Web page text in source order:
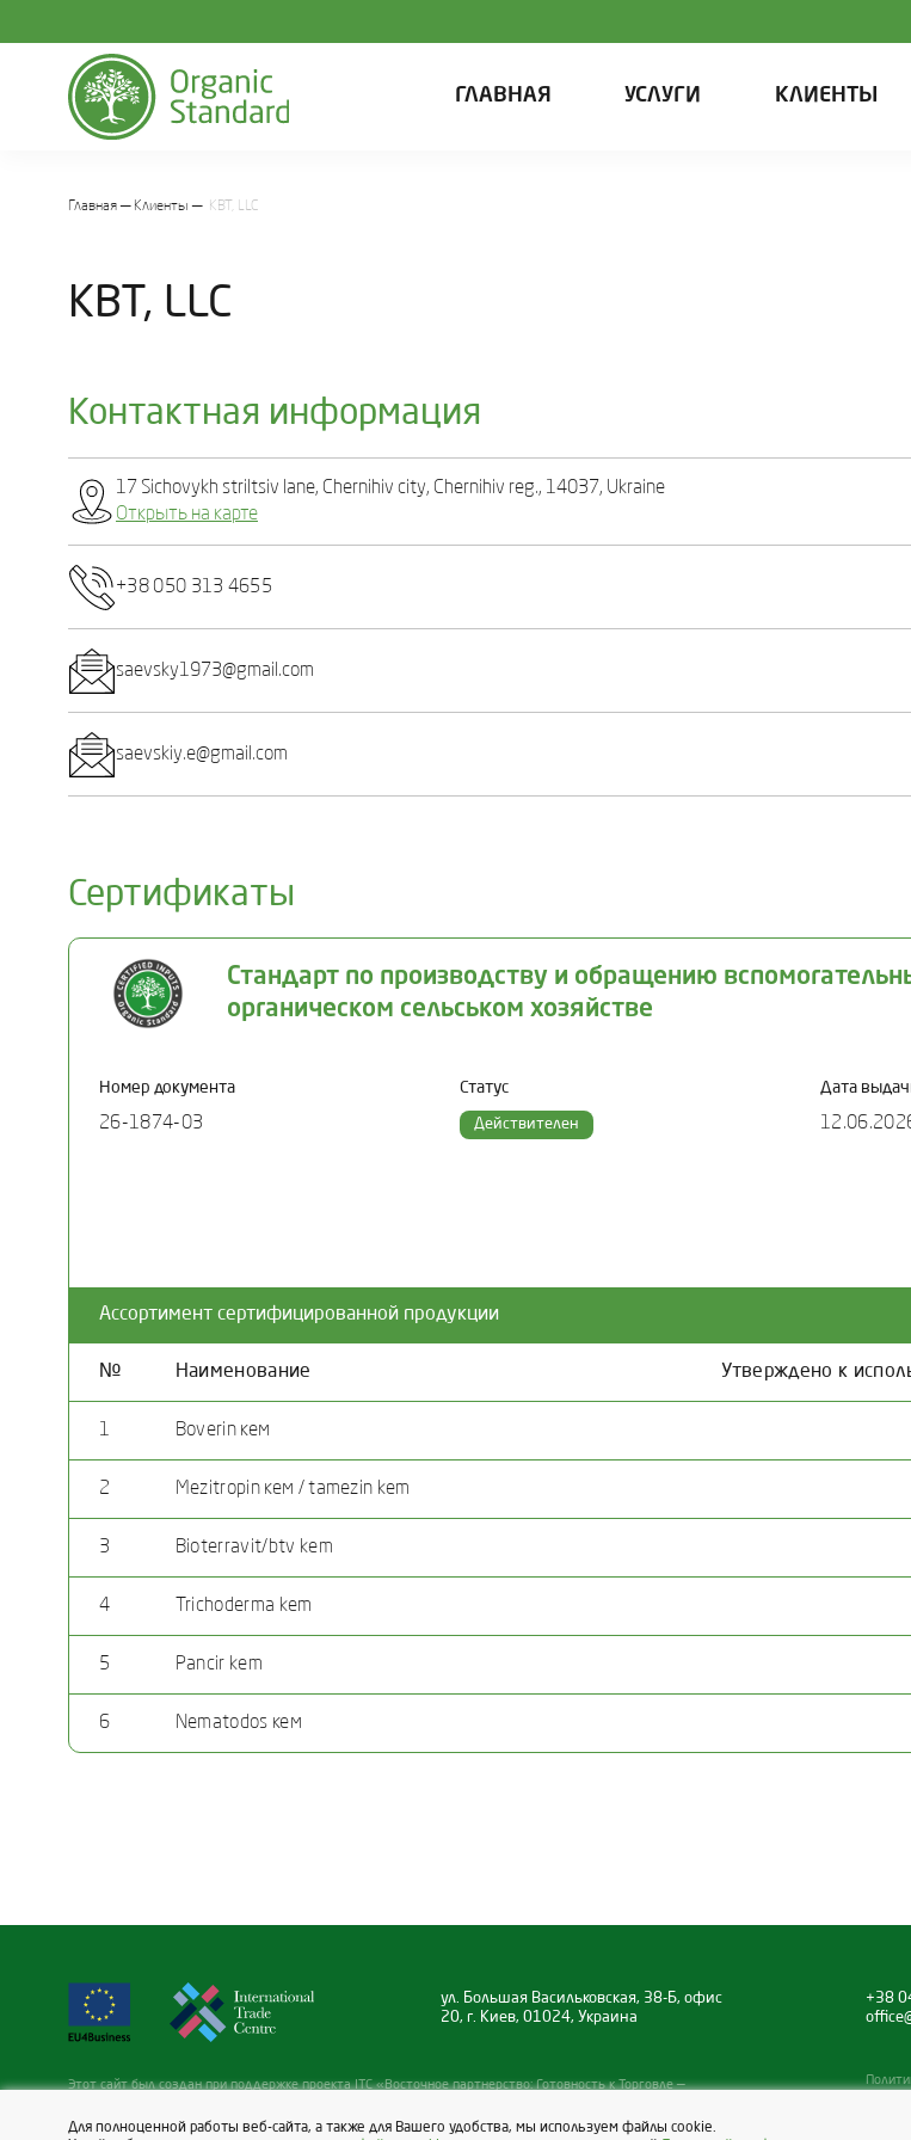
ГЛАВНАЯ УСЛУГИ КЛИЕНТЫ
Главная Клиенты KBT, LLC
KBT, LLC
Контактная информация
17 Sichovykh striltsiv lane, Chernihiv city, Chernihiv reg., 14037, Ukraine
Открыть на карте
+38 050 313 4655
saevsky1973@gmail.com
saevskiy.e@gmail.com
Сертификаты
Стандарт по производству и обращению
органическом сельськом хозяйстве
Номер документа
26-1874-03
Статус
Действителен
Дата
Ассортимент сертифицированной продукции
№ Наименование Утверждено к
1 Boverin кем
2 Mezitropin кем / tamezin kem
3 Bioterravit/btv kem
4 Trichoderma kem
5 Pancir kem
6 Nematodos кем
ул. Большая Васильковская, 38-Б, офис
20, г. Киев, 01024, Украина
Этот сайт был создан при поддержке проекта ITC «Восточное партнерство: Готовность к Торговле —
Читать больше:
https://eu4business.eu/
+38
Для полноценной работы веб-сайта, а также для Вашего удобства, мы используем файлы cookie.